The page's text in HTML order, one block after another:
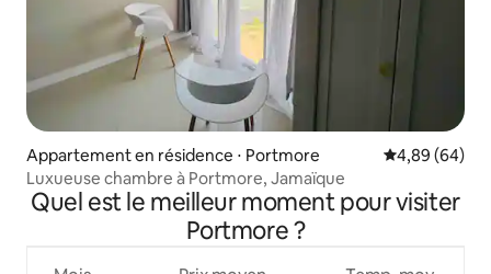
Appartement en résidence ⋅ Portmore Évaluation
4,89 (64)
Luxueuse chambre à Portmore, Jamaïque
Quel est le meilleur moment pour visiter
Portmore ?